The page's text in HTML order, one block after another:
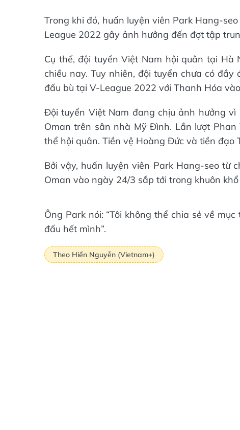
Trong khi đó, huấn luyện viên Park Hang-
League 2022 gây ảnh hưởng đến đợt tập
Cụ thể, đội tuyển Việt Nam hội quân tại
chiều nay. Tuy nhiên, đội tuyển chưa có
đấu bù tại V-League 2022 với Thanh Hóa
Đội tuyển Việt Nam đang chịu ảnh hưởng
Oman trên sân nhà Mỹ Đình. Lần lượt
thể hội quân. Tiền vệ Hoàng Đức và tiền đạo
Bởi vậy, huấn luyện viên Park Hang-seo từ
Oman vào ngày 24/3 sắp tới trong khuôn
Ông Park nói: “Tôi không thể chia sẻ về
đấu hết mình”.
Theo Hiển Nguyễn (Vietnam+)